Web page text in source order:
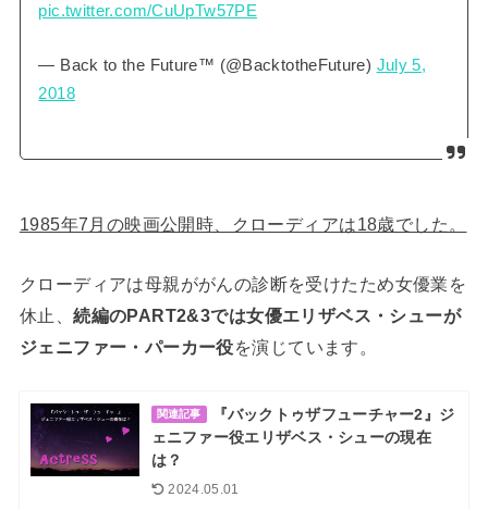
pic.twitter.com/CuUpTw57PE
— Back to the Future™ (@BacktotheFuture) July 5,
2018
1985年7月の映画公開時、クローディアは18歳でした。
クローディアは母親ががんの診断を受けたため女優業を
休止、続編のPART2&3では女優エリザベス・シューが
ジェニファー・パーカー役を演じています。
関連記事
『バックトゥザフューチャー2』ジ
ェニファー役エリザベス・シューの現在
は？
2024.05.01